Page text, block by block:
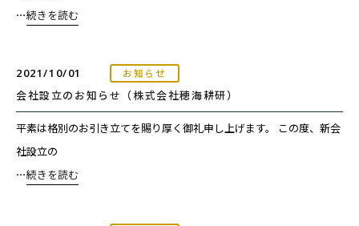
⋯続きを読む
2021/10/01 お知らせ
会社設立のお知らせ（株式会社穂海耕研）
平素は格別のお引き立てを賜り厚く御礼申し上げます。 この度、新会
社設立の
⋯続きを読む